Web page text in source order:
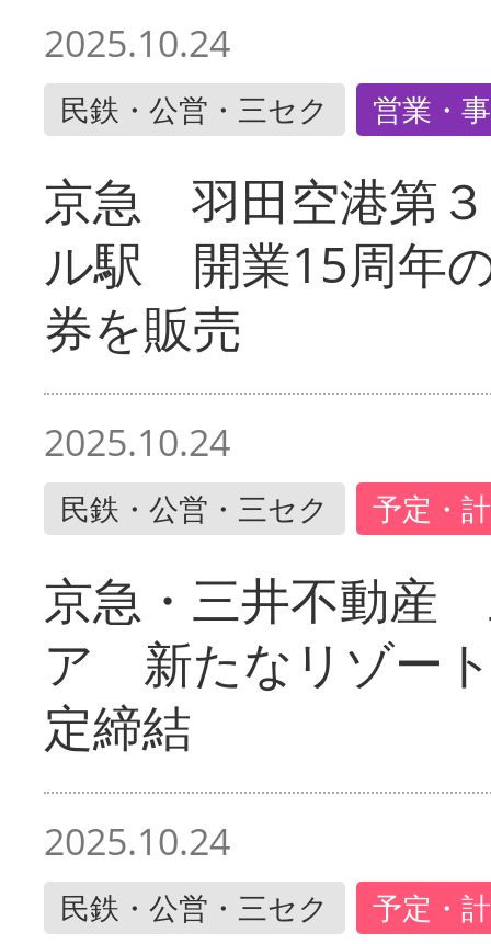
2025.10.24
民鉄・公営・三セク 営業・
京急 羽田空港第
ル駅 開業15周年
券を販売
2025.10.24
民鉄・公営・三セク 予定・
京急・三井不動産
ア 新たなリゾー
定締結
2025.10.24
民鉄・公営・三セク 予定・